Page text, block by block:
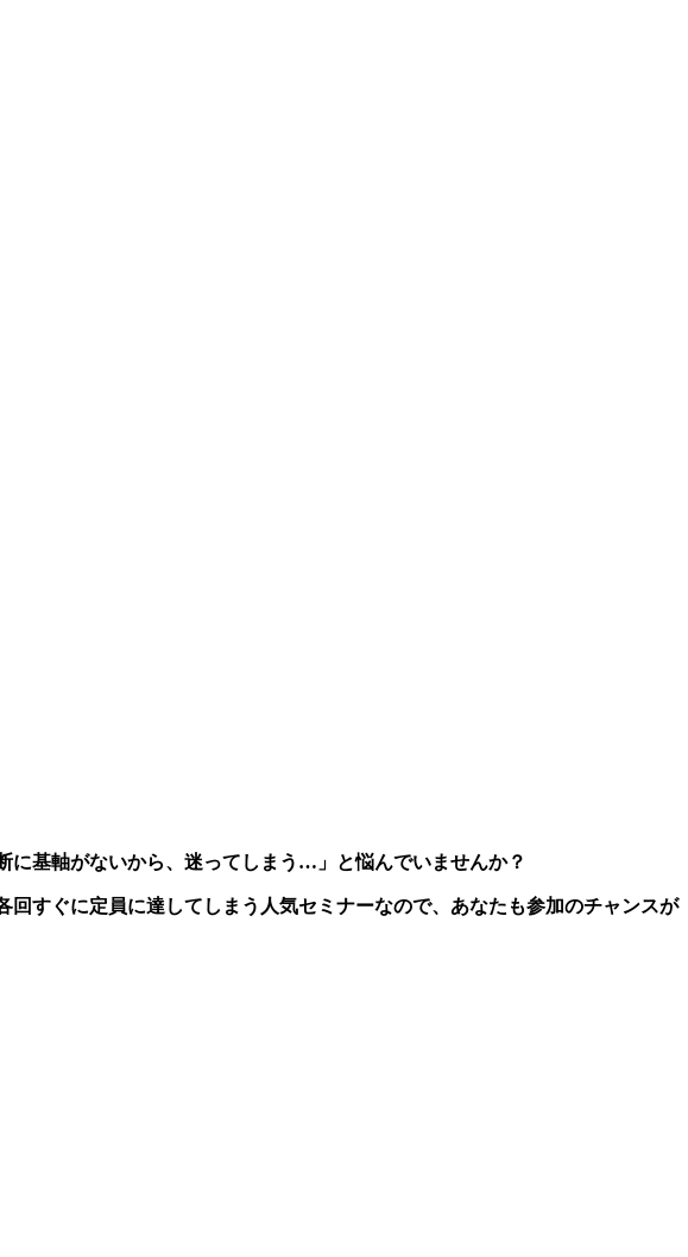
基軸がないから、迷ってしまう…」と悩んでいませんか？
回すぐに定員に達してしまう人気セミナーなので、あなたも参加のチャンスが